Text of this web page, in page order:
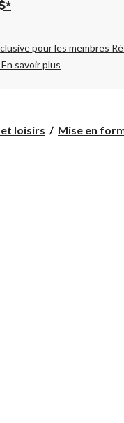
à
pour
changerpour les membres
En savoir plus
loisirs Mise en